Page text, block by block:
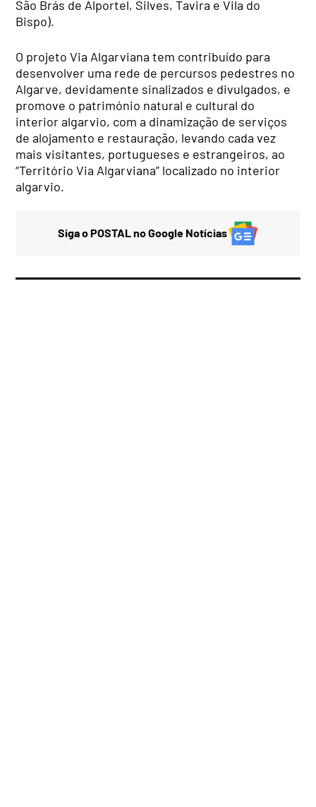
São Brás de Alportel, Silves, Tavira e Vila do
Bispo).
O projeto Via Algarviana tem contribuído para
desenvolver uma rede de percursos pedestres no
Algarve, devidamente sinalizados e divulgados, e
promove o património natural e cultural do
interior algarvio, com a dinamização de serviços
de alojamento e restauração, levando cada vez
mais visitantes, portugueses e estrangeiros, ao
“Território Via Algarviana” localizado no interior
algarvio.
Siga o POSTAL no Google Notícias